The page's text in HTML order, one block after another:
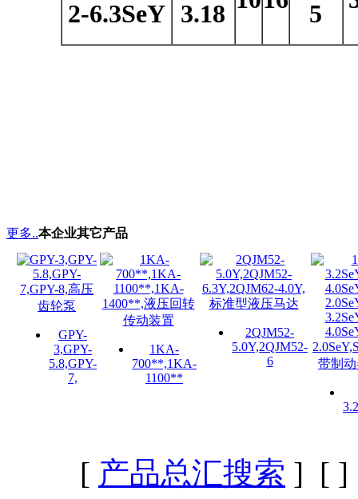
2-6.3SeY 3.18
5
更多..本企业其它产品
GPY-
3,GPY-
5.8,GPY-
7,
1KA-
700**,1KA-
1100**
2QJM52-
5.0Y,2QJM52-
6
[ 产品总汇搜索 ] [